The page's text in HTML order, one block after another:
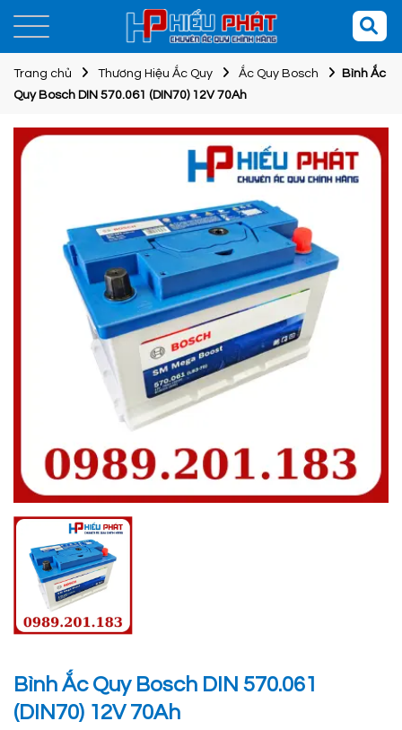
Trang chủ Thương Hiệu Ắc Quy Ắc Quy Bosch
Bình Ắc
Quy Bosch DIN 570.061 (DIN70) 12V 70Ah
Bình Ắc Quy Bosch DIN 570.061
(DIN70) 12V 70Ah